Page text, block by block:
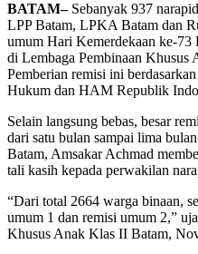
BATAM–Sebanyak 937
LPP Batam, LPKA Batam dan
umum Hari Kemerdekaan ke-73
di Lembaga Pembinaan
Pemberian remisi ini
Hukum dan HAM Republik
Selain langsung bebas, besar
dari satu bulan sampai lima
Batam, Amsakar Achmad
tali kasih kepada perwakilan
“Dari total 2664 warga binaan,
umum 1 dan remisi umum 2,”
Khusus Anak Klas II Batam,